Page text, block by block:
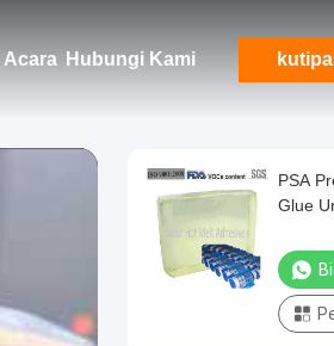
Acara Hubungi Kami
PSA
Glue